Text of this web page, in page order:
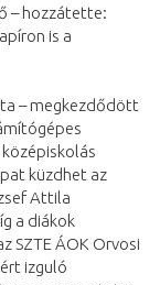
– hozzátette:
is a
– megkezdődött
küzdhet az
Attila
a diákok
SZTE ÁOK Orvosi
izguló